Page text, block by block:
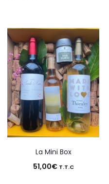
La Mini Box
51,00€ T.T.C